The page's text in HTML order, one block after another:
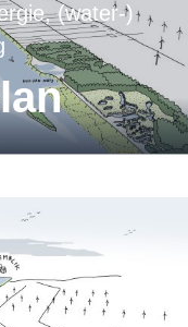
(water-)